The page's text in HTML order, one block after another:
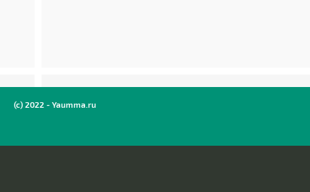
(c) 2022 - Yaumma.ru